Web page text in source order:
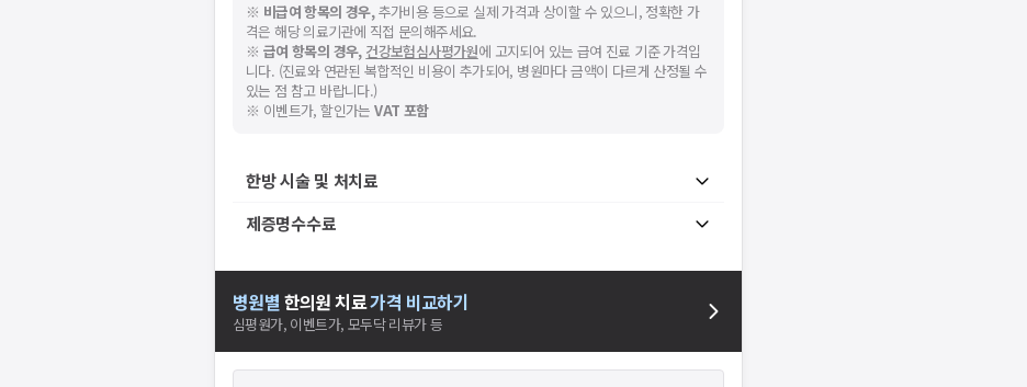
※ 비급여 항목의 경우,추가비용 등으로 실제 가격과 상이할 수 있으니, 정확한 가
격은 해당 의료기관에 직접 문의해주세요.
※ 급여 항목의 경우, 건강보험심사평가원에 고지되어 있는 급여 진료 기준 가격입
니다. (진료와 연관된 복합적인 비용이 추가되어, 병원마다 금액이 다르게 산정될 수
있는 점 참고 바랍니다.)
※ 이벤트가, 할인가는VAT 포함
한방 시술 및 처치료
제증명수수료
병원별 한의원치료가격 비교하기
심평원가, 이벤트가, 모두닥 리뷰가 등